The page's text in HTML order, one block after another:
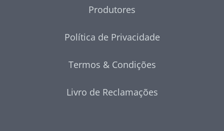
Produtores
Política de Privacidade
Termos & Condições
Livro de Reclamações